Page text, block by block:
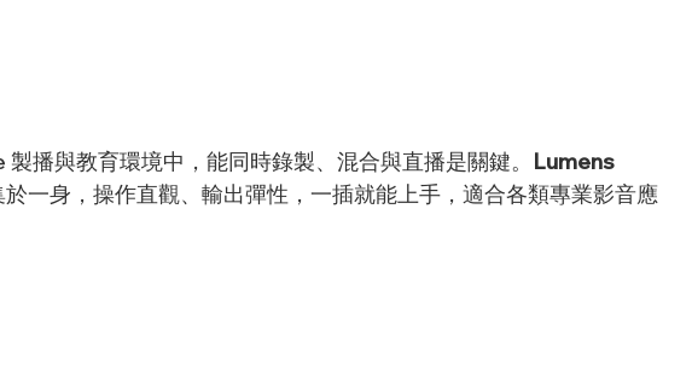
播與教育環境中，能同時錄製、混合與直播是關鍵。 Lumens
一身，操作直觀、輸出彈性，一插就能上手，適合各類專業影音應